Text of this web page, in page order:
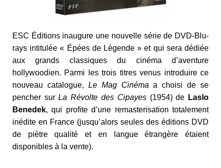
ESC Éditions inaugure une nouvelle série de DVD-Blu-
rays intitulée « Épées de Légende » et qui sera dédiée
aux grands classiques du cinéma d’aventure
hollywoodien. Parmi les trois titres venus introduire ce
nouveau catalogue, Le Mag Cinémaa choisi de se
pencher surLa Révolte des Cipayes (1954) de Laslo
Benedek, qui profite d’une remasterisation totalement
inédite en France (jusqu’alors seules des éditions DVD
de piètre qualité et en langue étrangère étaient
disponibles à la vente).